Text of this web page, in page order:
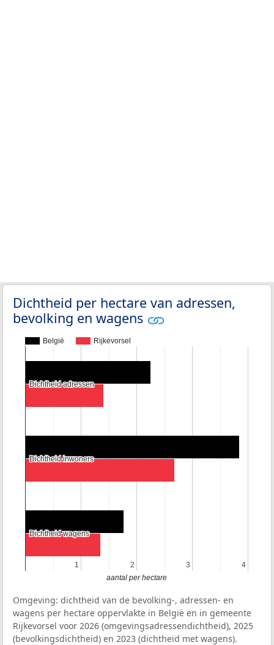
Dichtheid per hectare van adressen,
bevolking en wagens
België Rijkevorsel
1
1 2
2 3
3 4
4
Dichtheid adressen
Dichtheid adressen
Dichtheid inwoners
Dichtheid inwoners
Dichtheid wagens
Dichtheid wagens
aantal per hectare
Omgeving: dichtheid van de bevolking-, adressen- en
wagens per hectare oppervlakte in België en in gemeente
Rijkevorsel voor 2026 (omgevingsadressendichtheid), 2025
(bevolkingsdichtheid) en 2023 (dichtheid met wagens).